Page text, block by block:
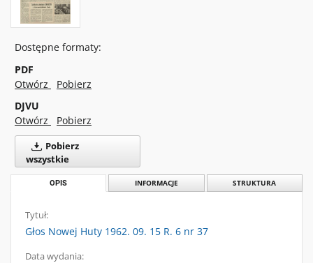
Dostępne formaty:
PDF
Otwórz
Pobierz
DJVU
Otwórz
Pobierz
Pobierz
wszystkie
OPIS INFORMACJE STRUKTURA
Tytuł:
Głos Nowej Huty 1962. 09. 15 R. 6 nr 37
Data wydania: